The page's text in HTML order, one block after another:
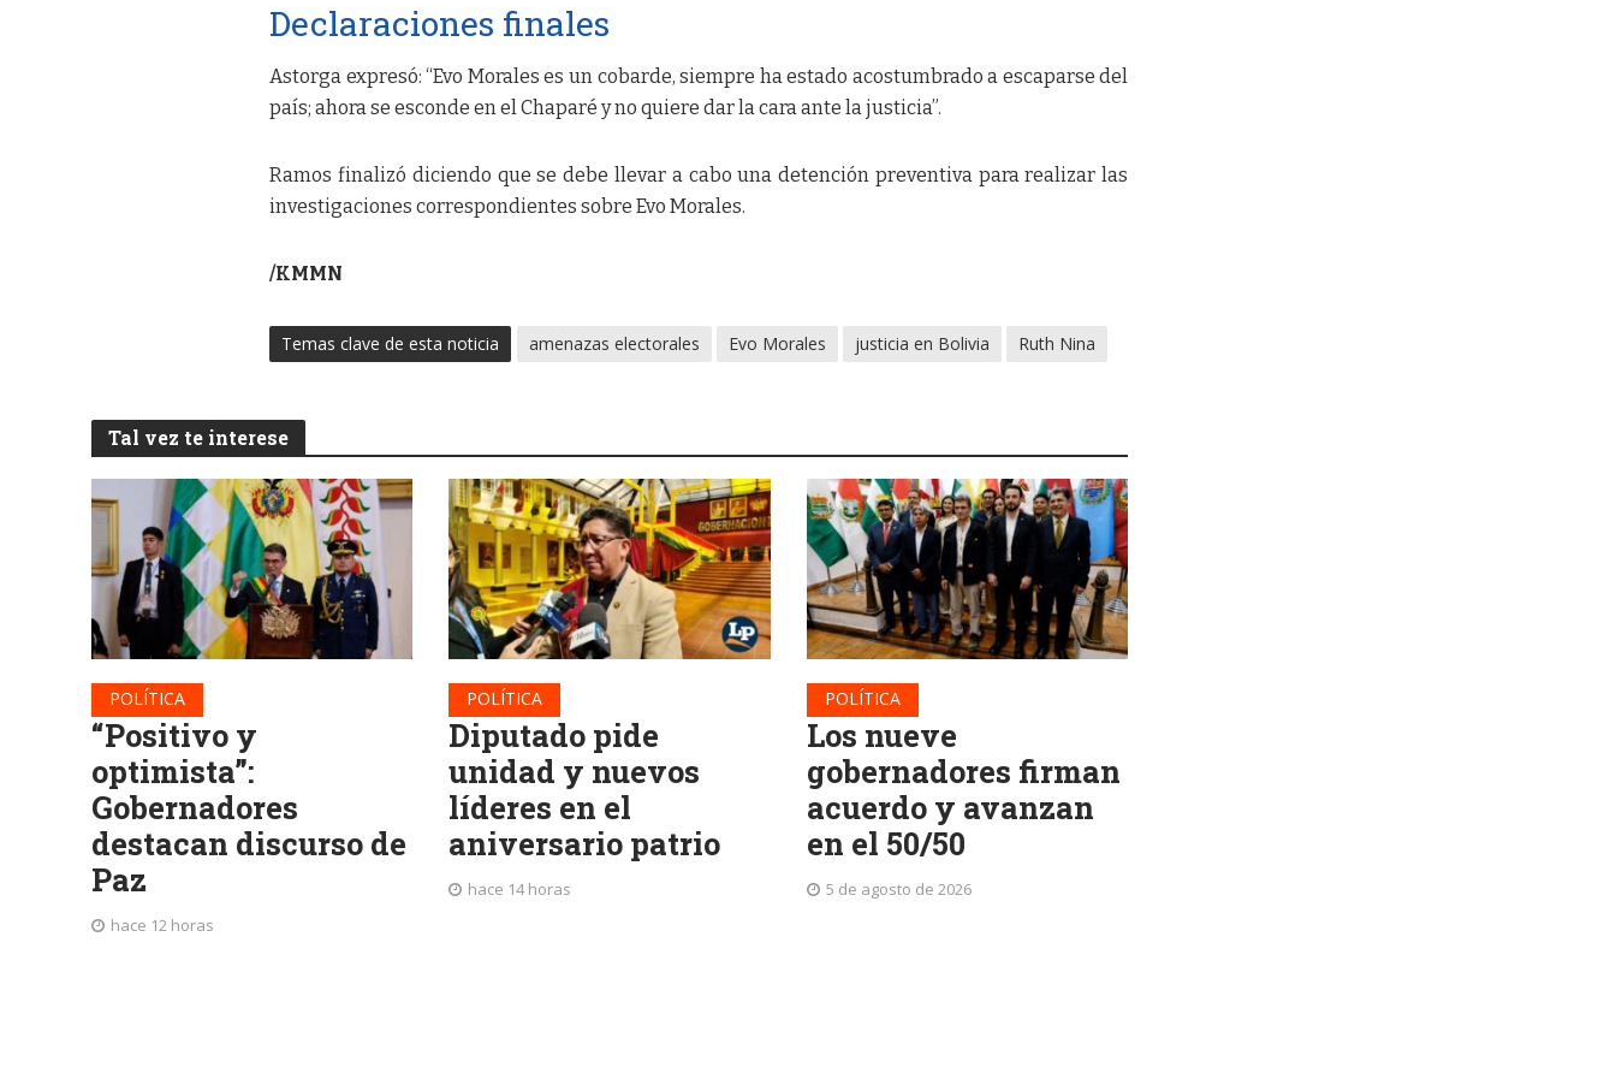
Declaraciones finales
Astorga expresó: “Evo Morales es un cobarde, siempre ha estado acostumbrado a escaparse del
país; ahora se esconde en el Chaparé y no quiere dar la cara ante la justicia”.
Ramos finalizó diciendo que se debe llevar a cabo una detención preventiva para realizar las
investigaciones correspondientes sobre Evo Morales.
/KMMN
Temas clave de esta noticia amenazas electorales Evo Morales justicia en Bolivia Ruth Nina
Tal vez te interese
POLÍTICA
“Positivo y
optimista”:
Gobernadores
destacan discurso de
Paz
hace 12 horas
POLÍTICA
Diputado pide
unidad y nuevos
líderes en el
aniversario patrio
hace 14 horas
POLÍTICA
Los nueve
gobernadores firman
acuerdo y avanzan
en el 50/50
5 de agosto de 2026